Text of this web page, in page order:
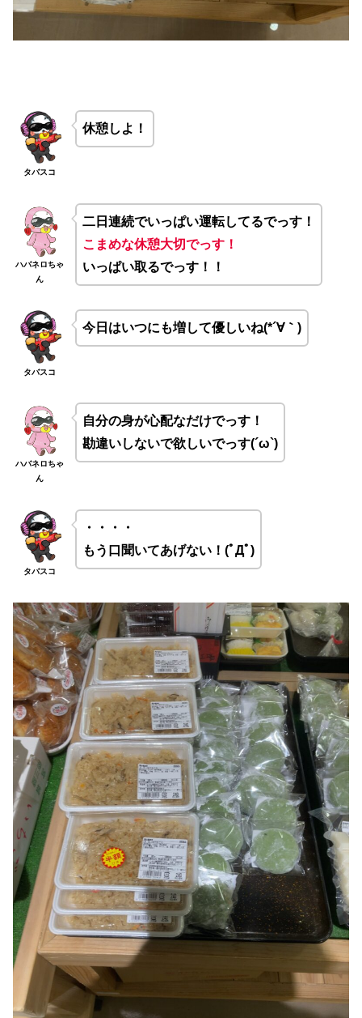
タバスコ
休憩しよ！
ハバネロちゃ
ん
二日連続でいっぱい運転してるでっす！
こまめな休憩大切でっす！
いっぱい取るでっす！！
タバスコ
今日はいつにも増して優しいね(*´∀｀)
ハバネロちゃ
ん
自分の身が心配なだけでっす！
勘違いしないで欲しいでっす(´ω`)
タバスコ
・・・・
もう口聞いてあげない！(ﾟДﾟ)